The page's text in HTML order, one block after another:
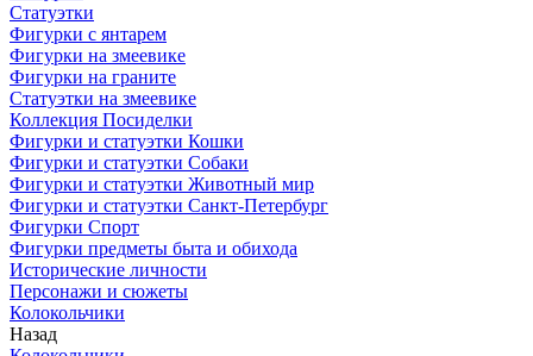
Статуэтки
Фигурки с янтарем
Фигурки на змеевике
Фигурки на граните
Статуэтки на змеевике
Коллекция Посиделки
Фигурки и статуэтки Кошки
Фигурки и статуэтки Собаки
Фигурки и статуэтки Животный мир
Фигурки и статуэтки Санкт-Петербург
Фигурки Спорт
Фигурки предметы быта и обихода
Исторические личности
Персонажи и сюжеты
Колокольчики
Назад